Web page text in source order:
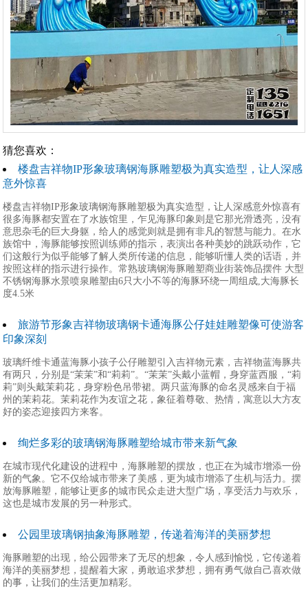
猜您喜欢：
楼盘吉祥物IP形象玻璃钢海豚雕塑极为真实造型，让人深感
意外惊喜
楼盘吉祥物IP形象玻璃钢海豚雕塑极为真实造型，让人深感意外惊喜有
很多海豚都安置在了水族馆里，乍见海豚印象则是它那光滑透亮，没有
意思杂毛的巨大身躯，给人的感觉则就是拥有非凡的智慧与能力。在水
族馆中，海豚能够按照训练师的指示，表演出各种美妙的跳跃动作，它
们这般行为似乎能够了解人类所传递的信息，能够听懂人类的话语，并
按照这样的指示进行操作。常熟玻璃钢海豚雕塑商业街装饰品摆件 大型
不锈钢海豚水景喷泉雕塑由6只大小不等的海豚环绕一周组成,大海豚长
度4.5米
旅游节形象吉祥物玻璃钢卡通海豚公仔娃娃雕塑像可使游客
印象深刻
玻璃纤维卡通蓝海豚小孩子公仔雕塑引入吉祥物元素，吉祥物蓝海豚共
有两只，分别是“茉茉”和“莉莉”。“茉茉”头戴小蓝帽，身穿蓝西服，“莉
莉”则头戴茉莉花，身穿粉色吊带裙。两只蓝海豚的命名灵感来自于福
州的茉莉花。茉莉花作为友谊之花，象征着尊敬、热情，寓意以大方友
好的姿态迎接四方来客。
绚烂多彩的玻璃钢海豚雕塑给城市带来新气象
在城市现代化建设的进程中，海豚雕塑的摆放，也正在为城市增添一份
新的气象。它不仅给城市带来了美感，更为城市增添了生机与活力。摆
放海豚雕塑，能够让更多的城市民众走进大型广场，享受活力与欢乐，
这也是城市发展的另一种形式。
公园里玻璃钢抽象海豚雕塑，传递着海洋的美丽梦想
海豚雕塑的出现，给公园带来了无尽的想象，令人感到愉悦，它传递着
海洋的美丽梦想，提醒着大家，勇敢追求梦想，拥有勇气做自己喜欢做
的事，让我们的生活更加精彩。